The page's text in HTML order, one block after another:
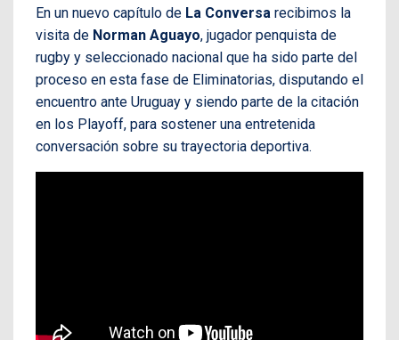
En un nuevo capítulo de La Conversa recibimos la
visita de Norman Aguayo, jugador penquista de
rugby y seleccionado nacional que ha sido parte del
proceso en esta fase de Eliminatorias, disputando el
encuentro ante Uruguay y siendo parte de la citación
en los Playoff, para sostener una entretenida
conversación sobre su trayectoria deportiva.